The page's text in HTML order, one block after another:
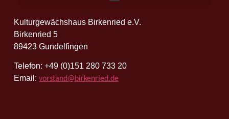
Kulturgewächshaus Birkenried e.V.
Birkenried 5
89423 Gundelfingen
Telefon: +49 (0)151 280 733 20
Email: vorstand@birkenried.de